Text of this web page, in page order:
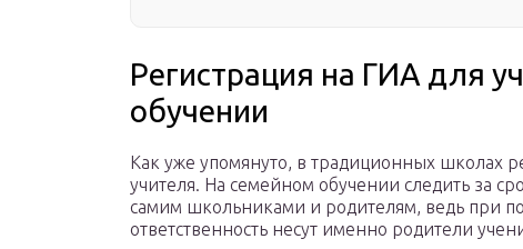
Регистрация на ГИА для
обучении
Как уже упомянуто, в традиционных школах
учителя. На семейном обучении следить за
самим школьниками и родителям, ведь при
ответственность несут именно родители